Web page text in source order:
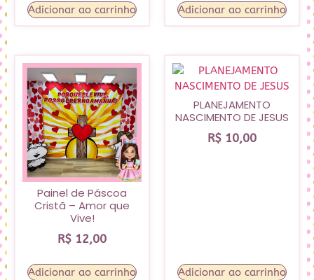
Adicionar ao carrinho Adicionar ao carrinho
Painel de Páscoa
Cristã – Amor que
Vive!
R$ 12,00
Adicionar ao carrinho
PLANEJAMENTO
NASCIMENTO DE JESUS
R$ 10,00
Adicionar ao carrinho